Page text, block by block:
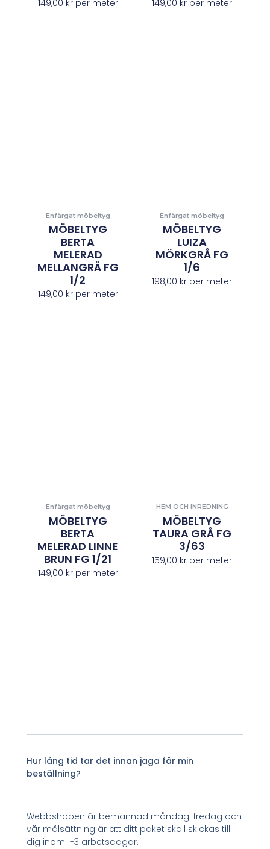
149,00 krper meter 149,00 kr per meter
Enfärgat möbeltyg
MÖBELTYG
BERTA
MELERAD
MELLANGRÅ FG
1/2
149,00 krper meter
Enfärgat möbeltyg
MÖBELTYG
LUIZA
MÖRKGRÅ FG
1/6
198,00 kr per meter
Enfärgat möbeltyg
MÖBELTYG
BERTA
MELERAD LINNE
BRUN FG 1/21
149,00 krper meter
HEM OCH INREDNING
MÖBELTYG
TAURA GRÅ FG
3/63
159,00 kr per meter
Hur lång tid tar det innan jaga får min
beställning?
Webbshopen är bemannad måndag-fredag och
vår målsättning är att ditt paket skall skickas till
dig inom 1-3 arbetsdagar.